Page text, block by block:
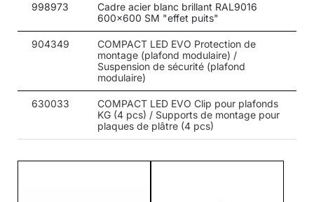
998973
Cadre acier blanc brillant RAL9016
600x600 SM "effet puits"
904349
COMPACT LED EVO Protection de
montage (plafond modulaire) /
Suspension de sécurité (plafond
modulaire)
630033
COMPACT LED EVO Clip pour plafonds
KG (4 pcs) / Supports de montage pour
plaques de plâtre (4 pcs)